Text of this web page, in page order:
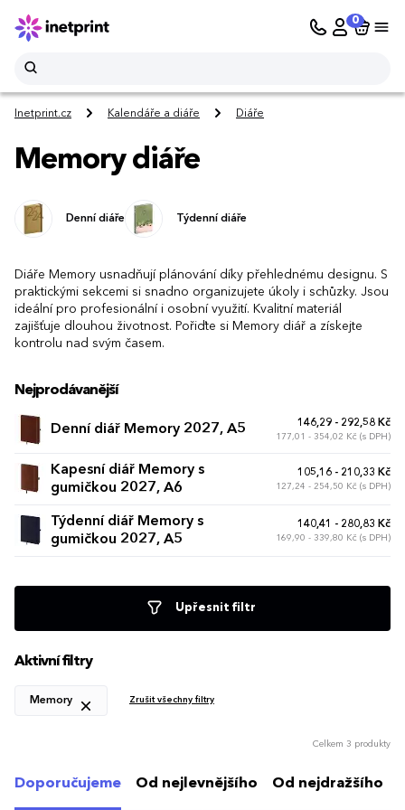
0
Inetprint.cz Kalendáře a diáře Diáře
Memory diáře
Denní diáře Týdenní diáře
Diáře Memory usnadňují plánování díky přehlednému designu. S
praktickými sekcemi si snadno organizujete úkoly i schůzky. Jsou
ideální pro profesionální i osobní využití. Kvalitní materiál
zajišťuje dlouhou životnost. Pořiďte si Memory diář a získejte
kontrolu nad svým časem.
Nejprodávanější
Denní diář Memory 2027, A5 146,29 - 292,58 Kč
177,01 - 354,02 Kč (s DPH)
Kapesní diář Memory s
gumičkou 2027, A6
105,16 - 210,33 Kč
127,24 - 254,50 Kč (s DPH)
Týdenní diář Memory s
gumičkou 2027, A5
140,41 - 280,83 Kč
169,90 - 339,80 Kč (s DPH)
Upřesnit filtr
Aktivní filtry
Memory Zrušit všechny filtry
Celkem 3 produkty
Doporučujeme Od nejlevnějšího Od nejdražšího